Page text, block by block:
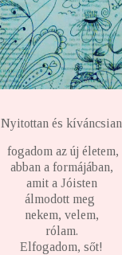
Nyitottan és kíváncsian
fogadom az új életem,
abban a formájában,
amit a Jóisten
álmodott meg
nekem, velem,
rólam.
Elfogadom, sőt!